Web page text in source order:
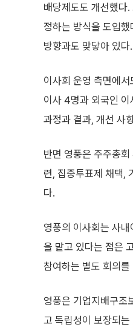
배당제도도 개선했다
정하는 방식을 도입
방향과도 맞닿아 있다.
이사회 운영 측면에
이사 4명과 외국인
과정과 결과, 개선 사
반면 영풍은 주주총
련, 집중투표제 채택,
다.
영풍의 이사회는 사
을 맡고 있다는 점은
참여하는 별도 회의
영풍은 기업지배구조
고 독립성이 보장되는